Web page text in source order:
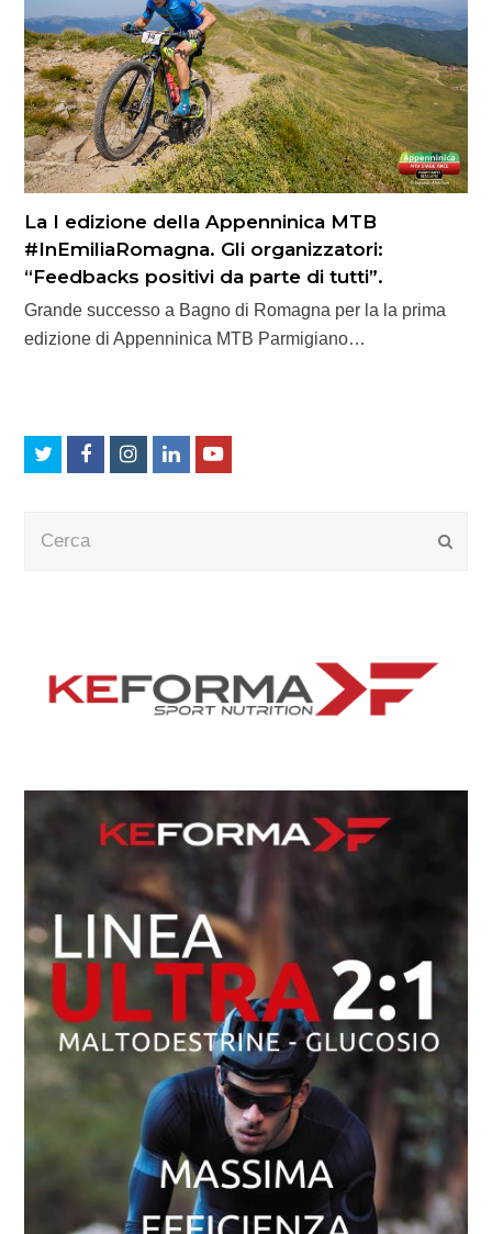
La I edizione della Appenninica MTB
#InEmiliaRomagna. Gli organizzatori:
“Feedbacks positivi da parte di tutti”.
Grande successo a Bagno di Romagna per la la prima
edizione di Appenninica MTB Parmigiano…
TwitterFacebookInstagram
LinkedInYoutube